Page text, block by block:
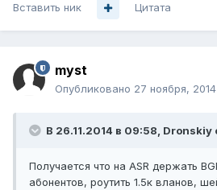
Вставить ник Цитата
myst
Опубликовано 27 ноября, 2014
В 26.11.2014 в 09:58, Dronskiy
Получается что на ASR держать
абонентов, роутить 1.5к вланов,